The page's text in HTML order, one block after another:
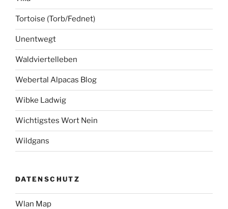
Tortoise (Torb/Fednet)
Unentwegt
Waldviertelleben
Webertal Alpacas Blog
Wibke Ladwig
Wichtigstes Wort Nein
Wildgans
DATENSCHUTZ
Wlan Map